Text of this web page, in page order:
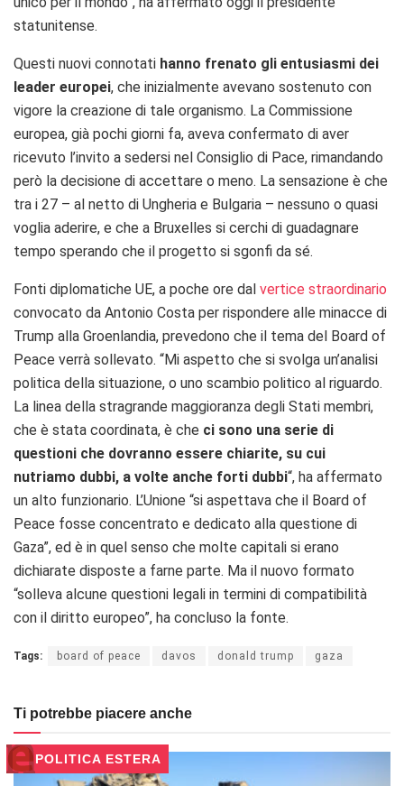
statunitense.
Questi nuovi connotati hanno frenato gli entusiasmi dei
leader europei, che inizialmente avevano sostenuto con
vigore la creazione di tale organismo. La Commissione
europea, già pochi giorni fa, aveva confermato di aver
ricevuto l’invito a sedersi nel Consiglio di Pace, rimandando
però la decisione di accettare o meno. La sensazione è che
tra i 27 – al netto di Ungheria e Bulgaria – nessuno o quasi
voglia aderire, e che a Bruxelles si cerchi di guadagnare
tempo sperando che il progetto si sgonfi da sé.
Fonti diplomatiche UE, a poche ore dal vertice straordinario
convocato da Antonio Costa per rispondere alle minacce di
Trump alla Groenlandia, prevedono che il tema del Board of
Peace verrà sollevato. “Mi aspetto che si svolga un’analisi
politica della situazione, o uno scambio politico al riguardo.
La linea della stragrande maggioranza degli Stati membri,
che è stata coordinata, è che ci sono una serie di
questioni che dovranno essere chiarite, su cui
nutriamo dubbi, a volte anche forti dubbi“, ha affermato
un alto funzionario. L’Unione “si aspettava che il Board of
Peace fosse concentrato e dedicato alla questione di
Gaza”, ed è in quel senso che molte capitali si erano
dichiarate disposte a farne parte. Ma il nuovo formato
“solleva alcune questioni legali in termini di compatibilità
con il diritto europeo”, ha concluso la fonte.
Tags: board of peace davos donald trump gaza
Ti potrebbe piacere anche
POLITICA ESTERA